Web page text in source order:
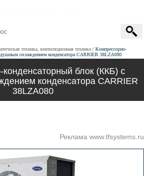
техника, вентиляционная техника
Компрессорно-
охлаждением конденсатора CARRIER 38LZA080
конденсаторный блок (ККБ) с
конденсатора CARRIER
38LZA080
Реклама www.tfsystems.ru